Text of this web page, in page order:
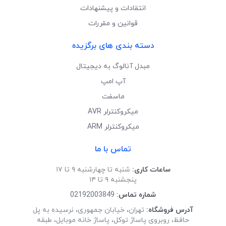
انتقادات و پیشنهادات
قوانین و مقررات
دسته بندی های برگزیده
مبدل آنالوگ به دیجیتال
آپ امپ
ماسفت
میکروکنترلر AVR
میکروکنترلر ARM
تماس با ما
ساعات کاری: شنبه تا چهارشنبه ۹ تا ۱۷
پنجشنبه ۹ تا ۱۴
شماره تماس: 02192003849
آدرس فروشگاه: تهران، خیابان جمهوری، نرسیده به پل
حافظ، روبروی پاساژ توکل، پاساژ خانه موبایل، طبقه